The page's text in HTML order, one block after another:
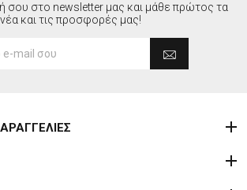
σου στο newsletter μας και μάθε πρώτος τα
νέα και τις προσφορές μας!